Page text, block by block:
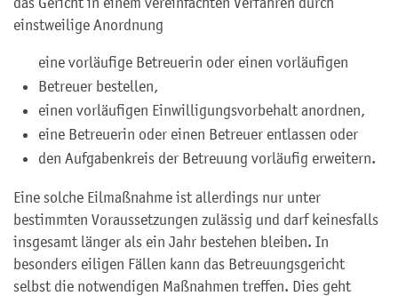
einstweilige Anordnung
eine vorläufige Betreuerin oder einen vorläufigen
Betreuer bestellen,
einen vorläufigen Einwilligungsvorbehalt anordnen,
eine Betreuerin oder einen Betreuer entlassen oder
den Aufgabenkreis der Betreuung vorläufig erweitern.
Eine solche Eilmaßnahme ist allerdings nur unter
bestimmten Voraussetzungen zulässig und darf keinesfalls
insgesamt länger als ein Jahr bestehen bleiben. In
besonders eiligen Fällen kann das Betreuungsgericht
selbst die notwendigen Maßnahmen treffen. Dies geht